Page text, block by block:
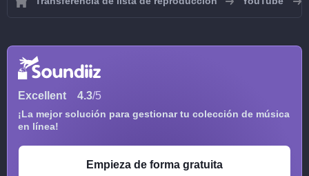
Excellent 4.3/5
¡La mejor solución para gestionar tu colección de música
en línea!
Empieza de forma gratuita